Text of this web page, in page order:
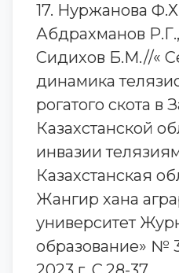
17. Нуржанова
Абдрахманов
Сидихов Б.М.//«
динамика
рогатого скота в
Казахстанской
инвазии
Казахстанская
Жангир хана
университет
образование» №